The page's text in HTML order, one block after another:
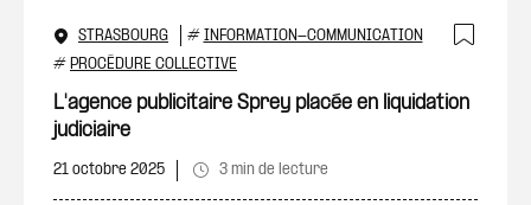
STRASBOURG # INFORMATION-COMMUNICATION
# PROCÉDURE COLLECTIVE
L'agence publicitaire Sprey placée en liquidation
judiciaire
21 octobre 2025 3 min de lecture